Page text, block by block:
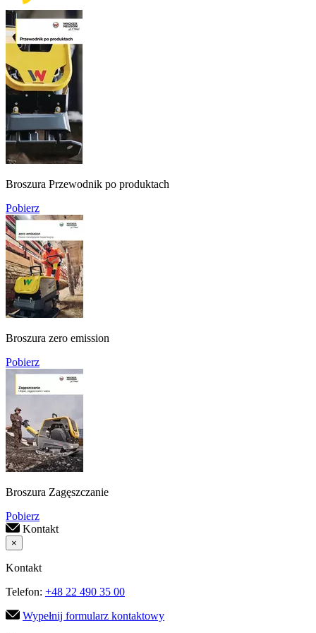
Broszura Przewodnik po produktach
Pobierz
Broszura zero emission
Pobierz
Broszura Zagęszczanie
Pobierz
Kontakt
×
Kontakt
Telefon: +48 22 490 35 00
Wypełnij formularz kontaktowy